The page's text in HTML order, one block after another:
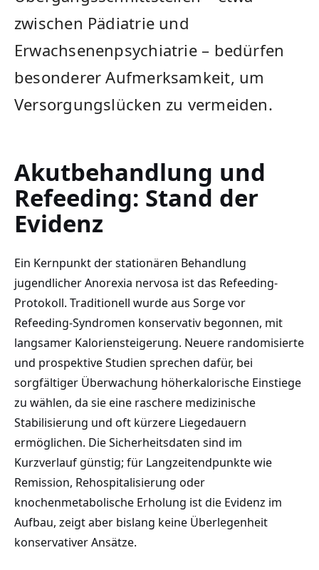
zwischen Pädiatrie und
Erwachsenenpsychiatrie – bedürfen
besonderer Aufmerksamkeit, um
Versorgungslücken zu vermeiden.
Akutbehandlung und
Refeeding: Stand der
Evidenz
Ein Kernpunkt der stationären Behandlung
jugendlicher Anorexia nervosa ist das Refeeding-
Protokoll. Traditionell wurde aus Sorge vor
Refeeding-Syndromen konservativ begonnen, mit
langsamer Kaloriensteigerung. Neuere randomisierte
und prospektive Studien sprechen dafür, bei
sorgfältiger Überwachung höherkalorische Einstiege
zu wählen, da sie eine raschere medizinische
Stabilisierung und oft kürzere Liegedauern
ermöglichen. Die Sicherheitsdaten sind im
Kurzverlauf günstig; für Langzeitendpunkte wie
Remission, Rehospitalisierung oder
knochenmetabolische Erholung ist die Evidenz im
Aufbau, zeigt aber bislang keine Überlegenheit
konservativer Ansätze.